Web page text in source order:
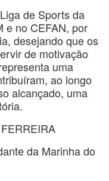
de Sports da
e no CEFAN, por
desejando que os
de motivação
uma
ao longo
alcançado, uma
da Marinha do